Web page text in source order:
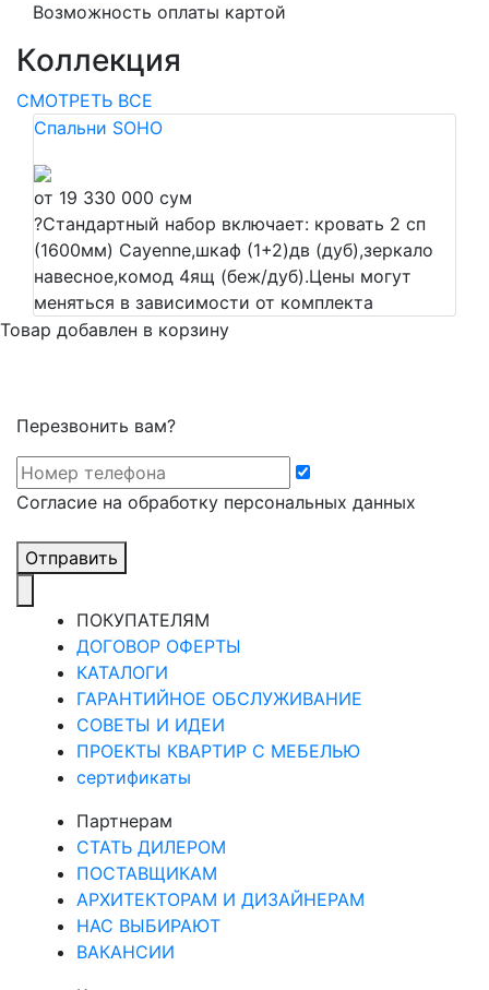
Возможность оплаты картой
Коллекция
СМОТРЕТЬ ВСЕ
Спальни SOHO
от 19 330 000 сум
?Стандартный набор включает: кровать 2 сп
(1600мм) Cayenne,шкаф (1+2)дв (дуб),зеркало
навесное,комод 4ящ (беж/дуб).Цены могут
меняться в зависимости от комплекта
Товар добавлен в корзину
Перезвонить вам?
Cогласие на обработку персональных данных
Отправить
ПОКУПАТЕЛЯМ
ДОГОВОР ОФЕРТЫ
КАТАЛОГИ
ГАРАНТИЙНОЕ ОБСЛУЖИВАНИЕ
СОВЕТЫ И ИДЕИ
ПРОЕКТЫ КВАРТИР С МЕБЕЛЬЮ
сертификаты
Партнерам
СТАТЬ ДИЛЕРОМ
ПОСТАВЩИКАМ
АРХИТЕКТОРАМ И ДИЗАЙНЕРАМ
НАС ВЫБИРАЮТ
ВАКАНСИИ